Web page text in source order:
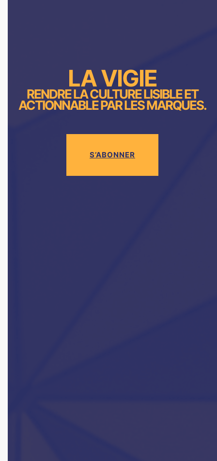
LA VIGIE
RENDRE LA CULTURE LISIBLE ET
ACTIONNABLE PAR LES MARQUES.
S’ABONNER